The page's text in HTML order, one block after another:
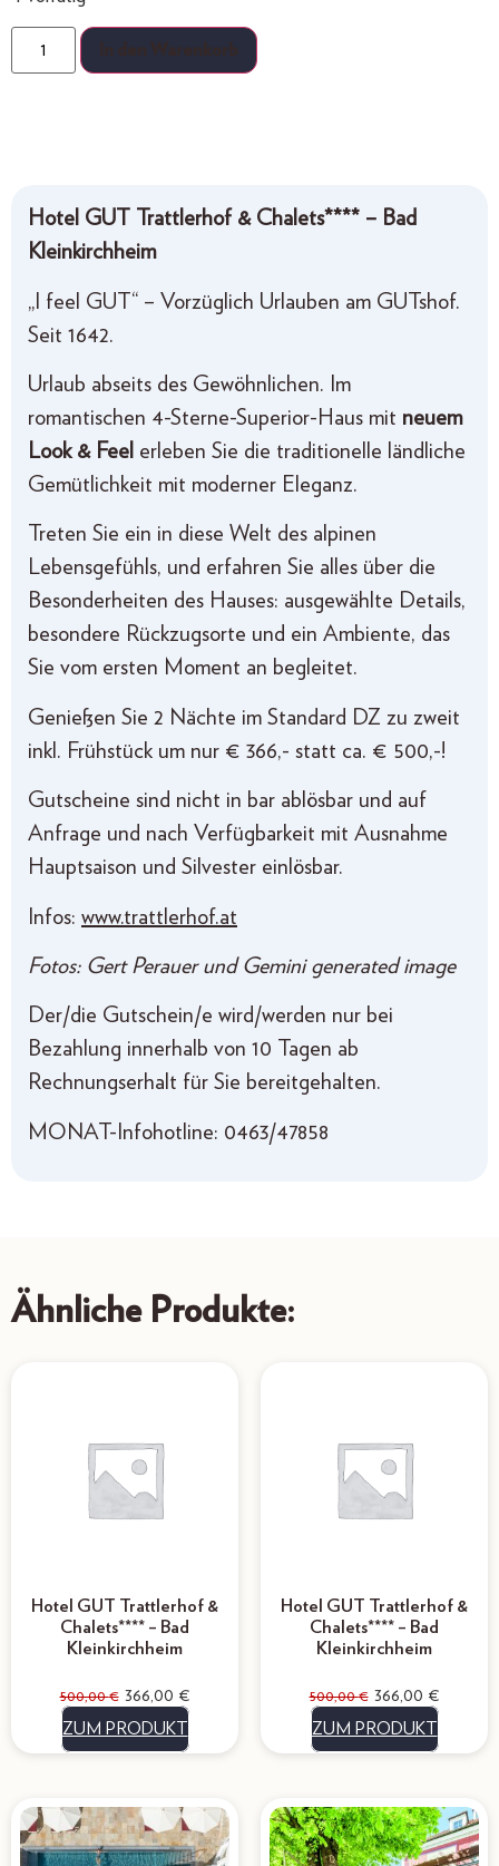
Hotel GUT Trattlerhof & Chalets**** – Bad
Kleinkirchheim
„I feel GUT“ – Vorzüglich Urlauben am GUTshof.
Seit 1642.
Urlaub abseits des Gewöhnlichen. Im
romantischen 4-Sterne-Superior-Haus mit neuem
Look & Feel erleben Sie die traditionelle ländliche
Gemütlichkeit mit moderner Eleganz.
Treten Sie ein in diese Welt des alpinen
Lebensgefühls, und erfahren Sie alles über die
Besonderheiten des Hauses: ausgewählte Details,
besondere Rückzugsorte und ein Ambiente, das
Sie vom ersten Moment an begleitet.
Genießen Sie 2 Nächte im Standard DZ zu zweit
inkl. Frühstück um nur € 366,- statt ca. € 500,-!
Gutscheine sind nicht in bar ablösbar und auf
Anfrage und nach Verfügbarkeit mit Ausnahme
Hauptsaison und Silvester einlösbar.
Infos: www.trattlerhof.at
Fotos: Gert Perauer und Gemini generated image
Der/die Gutschein/e wird/werden nur bei
Bezahlung innerhalb von 10 Tagen ab
Rechnungserhalt für Sie bereitgehalten.
MONAT-Infohotline: 0463/47858
Ähnliche Produkte:
Hotel GUT Trattlerhof &
Chalets**** – Bad
Kleinkirchheim
500,00€ 366,00 €
ZUM PRODUKT
Hotel GUT Trattlerhof &
Chalets**** – Bad
Kleinkirchheim
500,00€ 366,00 €
ZUM PRODUKT